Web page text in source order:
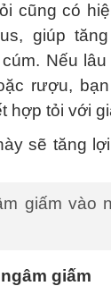
cũng có
giúp
Nếu
rượu,
hợp tỏi với
giấm vào
giấm